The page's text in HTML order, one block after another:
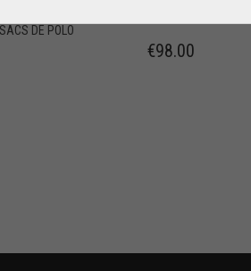
SACS DE POLO
€98.00